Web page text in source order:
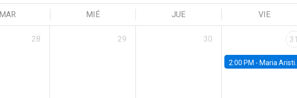
MAR MIÉ JUE VIE
28 29 30 31
2:00 PM - Maria Aristizabal-Ramirez, FED Board